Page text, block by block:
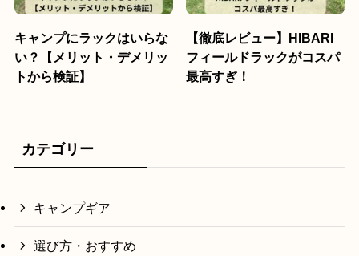
キャンプにラックはいらな
い？【メリット・デメリッ
トから検証】
【徹底レビュー】HIBARI
フィールドラックがコスパ
最高すぎ！
カテゴリー
キャンプギア
選び方・おすすめ